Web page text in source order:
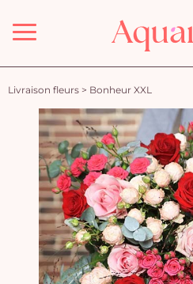
Menu
Livraison fleurs > Bonheur XXL